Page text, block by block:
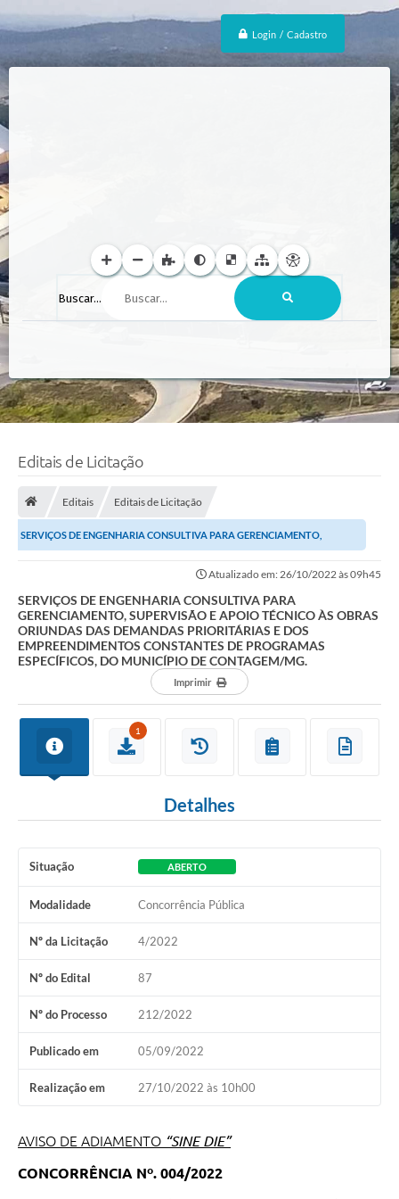
Login / Cadastro
Buscar...
Editais de Licitação
Editais Editais de Licitação
SERVIÇOS DE ENGENHARIA CONSULTIVA PARA GERENCIAMENTO,
SUPERVISÃO E APOIO TÉCNICO ÀS OBRAS ORIUNDAS DAS...
Atualizado em: 26/10/2022 às 09h45
SERVIÇOS DE ENGENHARIA CONSULTIVA PARA
GERENCIAMENTO, SUPERVISÃO E APOIO TÉCNICO ÀS OBRAS
ORIUNDAS DAS DEMANDAS PRIORITÁRIAS E DOS
EMPREENDIMENTOS CONSTANTES DE PROGRAMAS
ESPECÍFICOS, DO MUNICÍPIO DE CONTAGEM/MG.
Imprimir
1
Detalhes
Situação ABERTO
Modalidade Concorrência Pública
Nº da Licitação 4/2022
Nº do Edital 87
Nº do Processo 212/2022
Publicado em 05/09/2022
Realização em 27/10/2022 às 10h00
AVISO DE ADIAMENTO “SINE DIE”
CONCORRÊNCIA Nº. 004/2022